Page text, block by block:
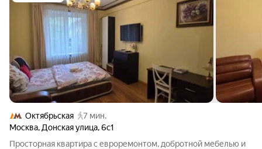
Октябрьская
7 мин.
Москва, Донская улица,6с1
Просторная квартира с евроремонтом, добротной мебелью и